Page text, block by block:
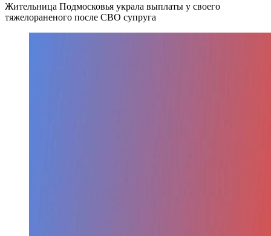
Жительница Подмосковья украла выплаты у своего
тяжелораненого после СВО супруга